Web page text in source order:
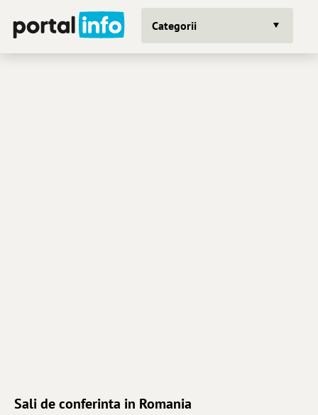
Categorii
Sali de conferinta in Romania